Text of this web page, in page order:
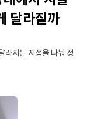
달라질까
라지는 지점을 나눠 정